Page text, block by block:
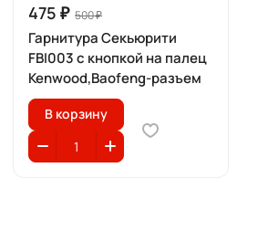
475 ₽ 500 ₽
Гарнитура Секьюрити
FBI003 с кнопкой на палец
Kenwood,Baofeng-разъем
В корзину